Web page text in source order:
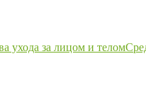
ухода за лицом и телом